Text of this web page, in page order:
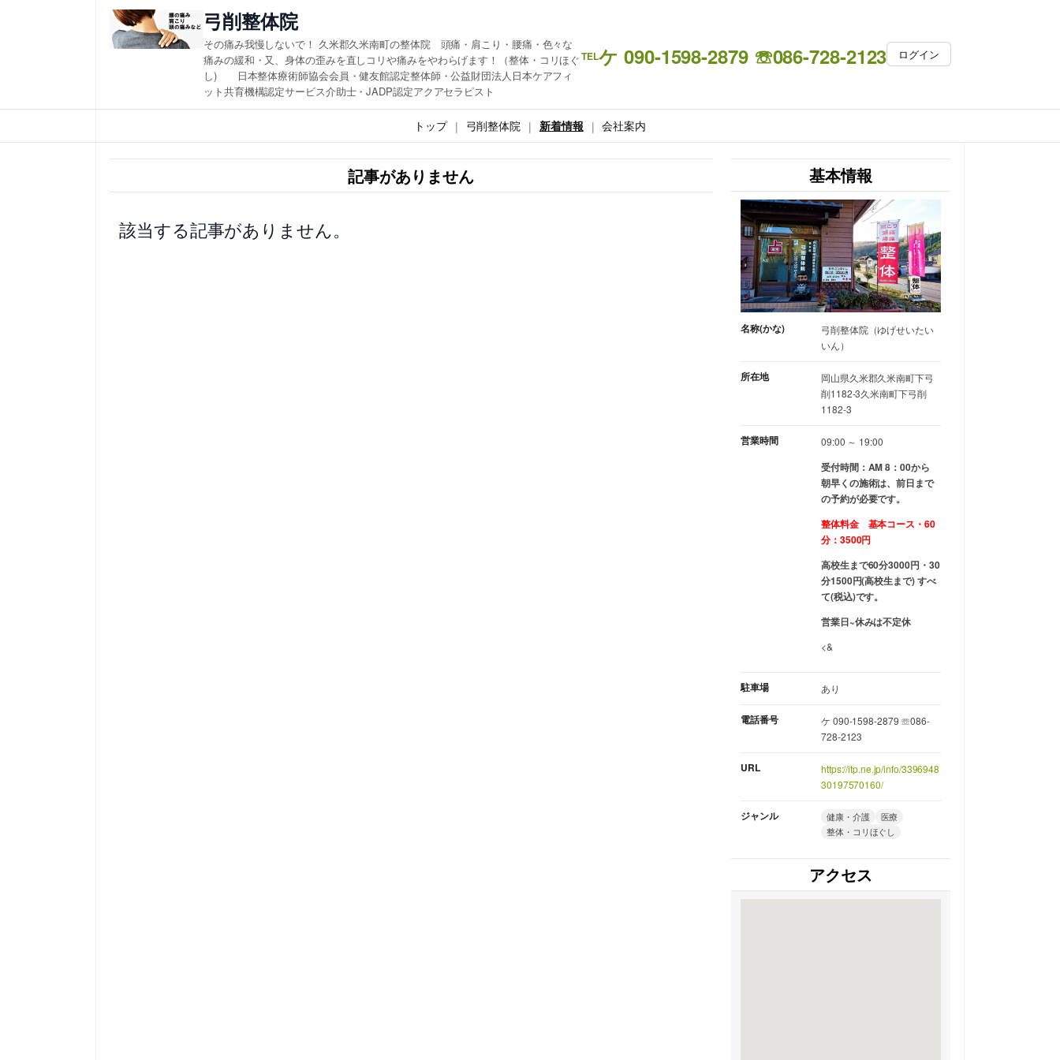
キ
弓削整体院
その痛み我慢しないで！ 久米郡久米南町の整体院 頭痛・肩こり・腰痛・色々な
痛みの緩和・又、身体の歪みを直しコリや痛みをやわらげます！（整体・コリほぐ
し) 日本整体療術師協会会員・健友館認定整体師・公益財団法人日本ケアフィ
ット共育機構認定サービス介助士・JADP認定アクアセラピスト
TELケ 090-1598-2879 ☏086-728-2123 ログイン
トップ 弓削整体院 新着情報 会社案内
記事がありません
該当する記事がありません。
基本情報
名称(かな)
弓削整体院（ゆげせいたい
いん）
所在地
岡山県久米郡久米南町下弓
削1182-3久米南町下弓削
1182-3
営業時間 09:00 ～ 19:00
受付時間：AM 8：00から
朝早くの施術は、前日まで
の予約が必要です。
整体料金 基本コース・60
分：3500円
高校生まで60分3000円・30
分1500円(高校生まで) すべ
て(税込)です。
営業日~休みは不定休
<&
駐車場 あり
電話番号
ケ 090-1598-2879 ☏086-
728-2123
URL
https://itp.ne.jp/info/3396948
30197570160/
ジャンル 健康・介護
医療
整体・コリほぐし
アクセス